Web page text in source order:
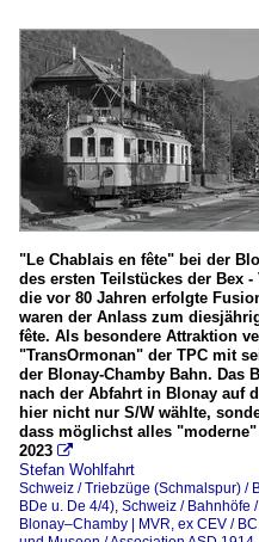
"Le Chablais en fête" bei der
des ersten Teilstückes der Bex
die vor 80 Jahren erfolgte
waren der Anlass zum
fête. Als besondere Attraktion
"TransOrmonan" der TPC mit
der Blonay-Chamby Bahn. Das
nach der Abfahrt in Blonay auf
hier nicht nur S/W wählte,
dass möglichst alles
2023 
Stefan Wohlfahrt
Schweiz / Triebzüge (Schmalspur) /
BDe u. De 4/4) Schweiz / Bahnhöfe
Blonay–Chamby | MVR, ex CEV / BC